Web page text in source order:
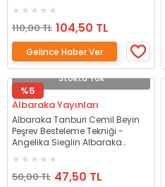
110,00 TL 104,50 TL
Gelince Haber Ver
Stokta Yok
%5
Albaraka Yayınları
Albaraka Tanburi Cemil Beyin
Peşrev Besteleme Tekniği -
Angelika Sieglin Albaraka
50,00 TL 47,50 TL